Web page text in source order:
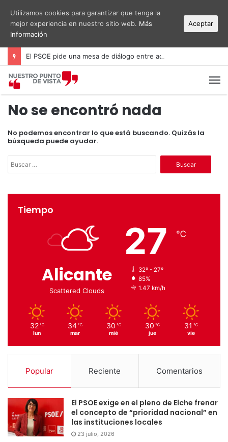
No se encontró nada
No podemos encontrar lo que está buscando. Quizás la
búsqueda puede ayudar.
c
Tiempo
Alicante
Scattered Clouds
27 ℃
32º - 27º
85%
1.47 km/h
32 ℃
lun
34 ℃
mar
30 ℃
mié
30 ℃
jue
31 ℃
vie
Popular Reciente Comentarios
El PSOE exige en el pleno de Elche frenar
el concepto de “prioridad nacional” en
las instituciones locales
23 julio, 2026
Utilizamos cookies para garantizar que tenga la
mejor experiencia en nuestro sitio web. Más
Información
Aceptar